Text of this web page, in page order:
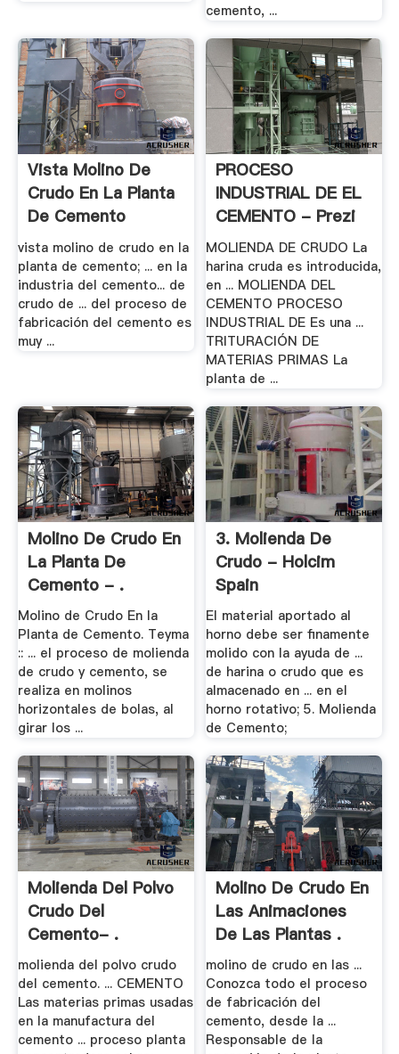
cemento, ...
Vista Molino De
Crudo En La Planta
De Cemento
vista molino de crudo en la
planta de cemento; ... en la
industria del cemento... de
crudo de ... del proceso de
fabricación del cemento es
muy ...
PROCESO
INDUSTRIAL DE EL
CEMENTO - Prezi
MOLIENDA DE CRUDO La
harina cruda es introducida,
en ... MOLIENDA DEL
CEMENTO PROCESO
INDUSTRIAL DE Es una ...
TRITURACIÓN DE
MATERIAS PRIMAS La
planta de ...
Molino De Crudo En
La Planta De
Cemento - .
Molino de Crudo En la
Planta de Cemento. Teyma
:: ... el proceso de molienda
de crudo y cemento, se
realiza en molinos
horizontales de bolas, al
girar los ...
3. Molienda De
Crudo - Holcim
Spain
El material aportado al
horno debe ser finamente
molido con la ayuda de ...
de harina o crudo que es
almacenado en ... en el
horno rotativo; 5. Molienda
de Cemento;
Molienda Del Polvo
Crudo Del
Cemento- .
molienda del polvo crudo
del cemento. ... CEMENTO
Las materias primas usadas
en la manufactura del
cemento ... proceso planta
Molino De Crudo En
Las Animaciones
De Las Plantas .
molino de crudo en las ...
Conozca todo el proceso
de fabricación del
cemento, desde la ...
Responsable de la